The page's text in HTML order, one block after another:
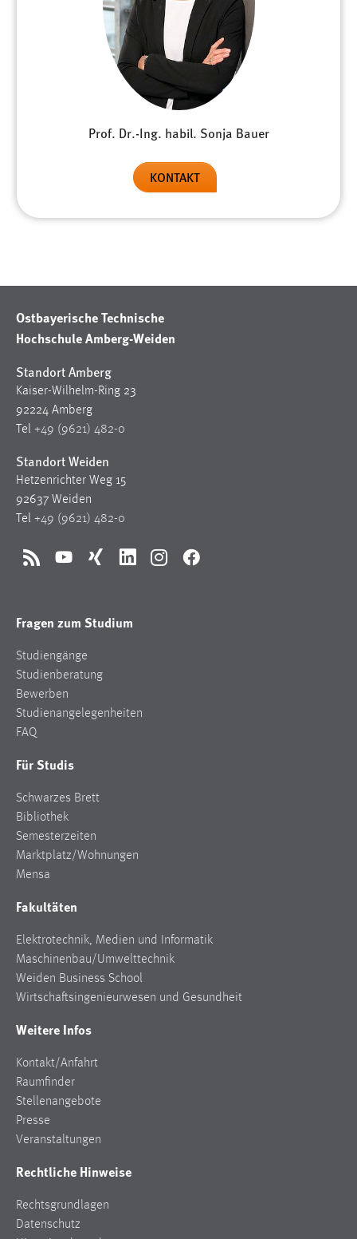
Prof. Dr.-Ing. habil. Sonja Bauer
KONTAKT
Ostbayerische Technische
Hochschule Amberg-Weiden
Standort Amberg
Kaiser-Wilhelm-Ring 23
92224 Amberg
Tel +49 (9621) 482-0
Standort Weiden
Hetzenrichter Weg 15
92637 Weiden
Tel +49 (9621) 482-0
RSS YouTubeXing LinkedInInstagramFacebook
Fragen zum Studium
Studiengänge
Studienberatung
Bewerben
Studienangelegenheiten
FAQ
Für Studis
Schwarzes Brett
Bibliothek
Semesterzeiten
Marktplatz/Wohnungen
Mensa
Fakultäten
Elektrotechnik, Medien und Informatik
Maschinenbau/Umwelttechnik
Weiden Business School
Wirtschaftsingenieurwesen und Gesundheit
Weitere Infos
Kontakt/Anfahrt
Raumfinder
Stellenangebote
Presse
Veranstaltungen
Rechtliche Hinweise
Rechtsgrundlagen
Datenschutz